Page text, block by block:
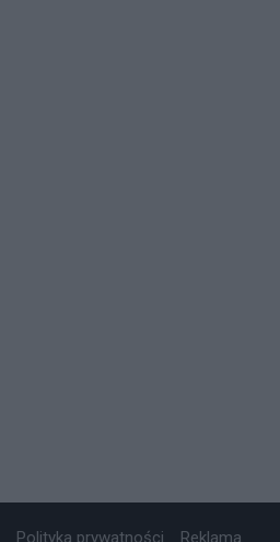
Polityka prywatności Reklama